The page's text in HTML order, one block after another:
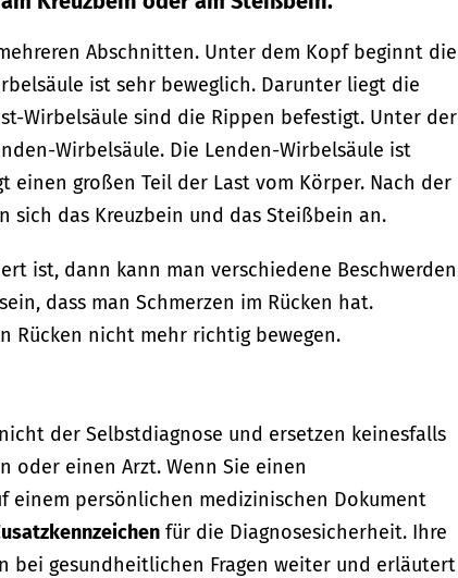
Abschnitten. Unter dem Kopf beginnt die
ist sehr beweglich. Darunter liegt die
Wirbelsäule sind die Rippen befestigt. Unter der
Wirbelsäule. Die Lenden-Wirbelsäule ist
einen großen Teil der Last vom Körper. Nach der
sich das Kreuzbein und das Steißbein an.
ist, dann kann man verschiedene Beschwerden
dass man Schmerzen im Rücken hat.
Rücken nicht mehr richtig bewegen.
der Selbstdiagnose und ersetzen keinesfalls
oder einen Arzt. Wenn Sie einen
einem persönlichen medizinischen Dokument
für die Diagnosesicherheit. Ihre
bei gesundheitlichen Fragen weiter und erläutert